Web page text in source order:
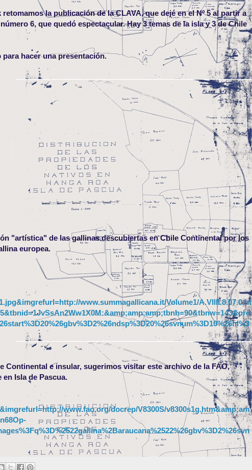
la publicación de la CLAVA, que dejé en el Nº 5 al partir a
6, que quedó espectacular. Hay 3 temas de la isla y 3 de Chile
hacer una presentación.
"artística" de las gallinas descubiertas en Chile Continental por los
europea.
www.summagallicana.it/Volume1/A.VIIII.8.07.0.ht
Continental e insular, sugerimos visitar este archivo de la FAO,
Isla de Pascua.
www.fao.org/docrep/V8300S/v8300s1g.htm&amp;am